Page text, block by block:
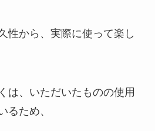
性から、実際に使って楽し
は、いただいたものの使用
るため、